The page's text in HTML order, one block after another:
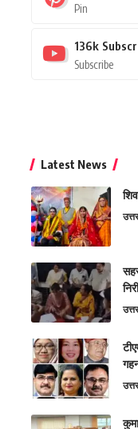
Pin
136k
Subscribe
Latest News